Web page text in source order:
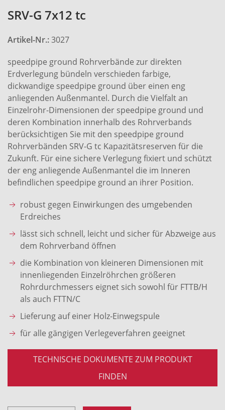
SRV-G 7x12 tc
Artikel-Nr.:3027
speedpipe ground Rohrverbände zur direkten
Erdverlegung bündeln verschieden farbige,
dickwandige speedpipe ground über einen eng
anliegenden Außenmantel. Durch die Vielfalt an
Einzelrohr-Dimensionen der speedpipe ground und
deren Kombination innerhalb des Rohrverbands
berücksichtigen Sie mit den speedpipe ground
Rohrverbänden SRV-G tc Kapazitätsreserven für die
Zukunft. Für eine sichere Verlegung fixiert und schützt
der eng anliegende Außenmantel die im Inneren
befindlichen speedpipe ground an ihrer Position.
robust gegen Einwirkungen des umgebenden
Erdreiches
lässt sich schnell, leicht und sicher für Abzweige aus
dem Rohrverband öffnen
die Kombination von kleineren Dimensionen mit
innenliegenden Einzelröhrchen größeren
Rohrdurchmessers eignet sich sowohl für FTTB/H
als auch FTTN/C
Lieferung auf einer Holz-Einwegspule
für alle gängigen Verlegeverfahren geeignet
TECHNISCHE DOKUMENTE ZUM PRODUKT
FINDEN